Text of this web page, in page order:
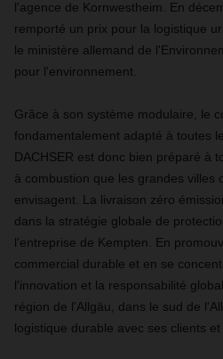
l'agence de Kornwestheim. En
remporté un prix pour la logistique
le ministère allemand de
pour l'environnement.
Grâce à son système modulaire, le
fondamentalement adapté à toutes
DACHSER est donc bien préparé à
à combustion que les grandes villes
envisagent. La livraison zéro
dans la stratégie globale de
l'entreprise de Kempten. En
commercial durable et en se
l'innovation et la responsabilité
région de l'Allgäu, dans le sud de
logistique durable avec ses clients et